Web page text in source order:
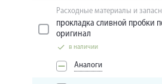
Расходные материалы и
прокладка сливной пробки
оригинал
в наличии
Аналоги